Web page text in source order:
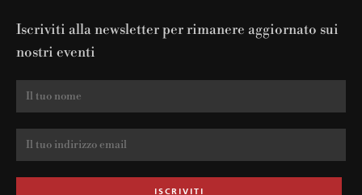
Iscriviti alla newsletter per rimanere aggiornato sui
nostri eventi